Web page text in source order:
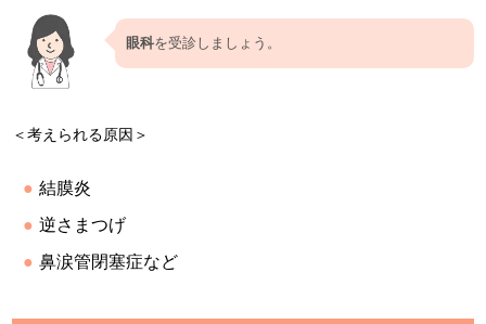
眼科を受診しましょう。
＜考えられる原因＞
結膜炎
逆さまつげ
鼻涙管閉塞症など